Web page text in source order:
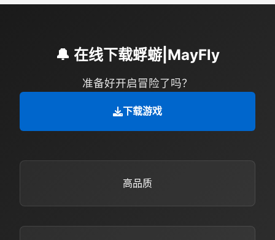
🔔 在线下载蜉蝣|MayFly
准备好开启冒险了吗？
下载游戏
高品质